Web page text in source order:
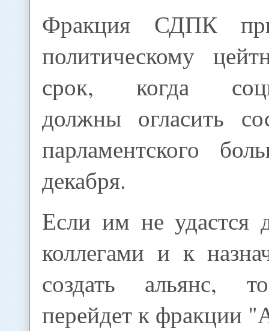
Фракция СДПК
политическому
срок, когда
должны огласить
парламентского
декабря.
Если им не удастся
коллегами и к
создать альянс,
перейдет к фракции